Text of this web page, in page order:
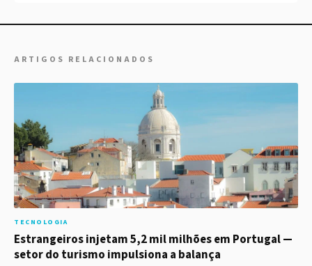
ARTIGOS RELACIONADOS
TECNOLOGIA
Estrangeiros injetam 5,2 mil milhões em Portugal —
setor do turismo impulsiona a balança